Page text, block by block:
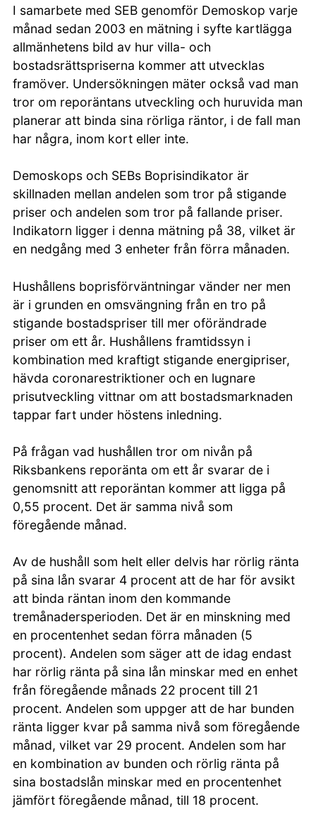
I samarbete med SEB genomför Demoskop varje
månad sedan 2003 en mätning i syfte kartlägga
allmänhetens bild av hur villa- och
bostadsrättspriserna kommer att utvecklas
framöver. Undersökningen mäter också vad man
tror om reporäntans utveckling och huruvida man
planerar att binda sina rörliga räntor, i de fall man
har några, inom kort eller inte.
Demoskops och SEBs Boprisindikator är
skillnaden mellan andelen som tror på stigande
priser och andelen som tror på fallande priser.
Indikatorn ligger i denna mätning på 38, vilket är
en nedgång med 3 enheter från förra månaden.
Hushållens boprisförväntningar vänder ner men
är i grunden en omsvängning från en tro på
stigande bostadspriser till mer oförändrade
priser om ett år. Hushållens framtidssyn i
kombination med kraftigt stigande energipriser,
hävda coronarestriktioner och en lugnare
prisutveckling vittnar om att bostadsmarknaden
tappar fart under höstens inledning.
På frågan vad hushållen tror om nivån på
Riksbankens reporänta om ett år svarar de i
genomsnitt att reporäntan kommer att ligga på
0,55 procent. Det är samma nivå som
föregående månad.
Av de hushåll som helt eller delvis har rörlig ränta
på sina lån svarar 4 procent att de har för avsikt
att binda räntan inom den kommande
tremånadersperioden. Det är en minskning med
en procentenhet sedan förra månaden (5
procent). Andelen som säger att de idag endast
har rörlig ränta på sina lån minskar med en enhet
från föregående månads 22 procent till 21
procent. Andelen som uppger att de har bunden
ränta ligger kvar på samma nivå som föregående
månad, vilket var 29 procent. Andelen som har
en kombination av bunden och rörlig ränta på
sina bostadslån minskar med en procentenhet
jämfört föregående månad, till 18 procent.